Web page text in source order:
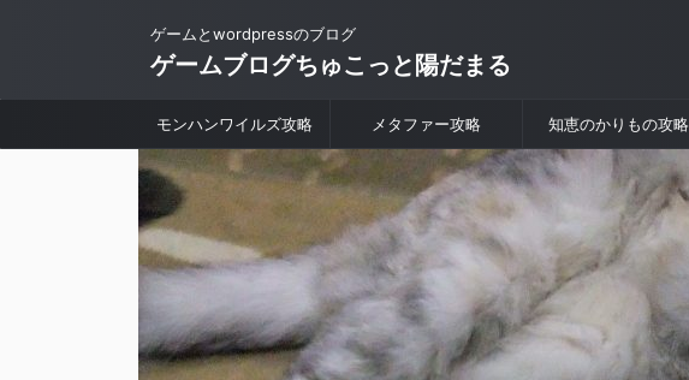
ゲームとwordpressのブログ
ゲームブログちゅこっと陽だまる
モンハンワイルズ攻略 メタファー攻略 知恵のかりもの攻略